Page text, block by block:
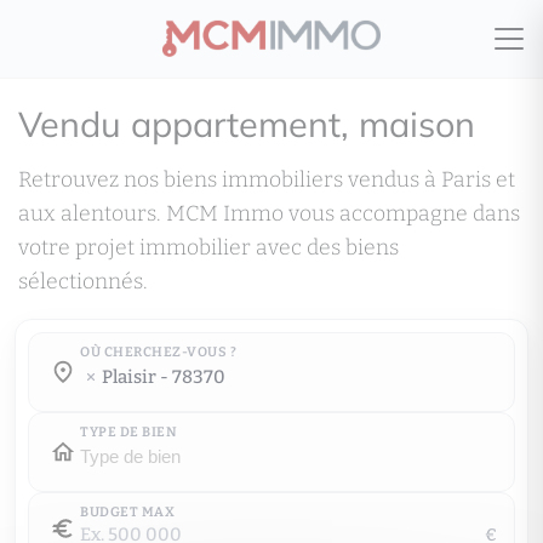
Vendu appartement, maison
Retrouvez nos biens immobiliers vendus à Paris et
aux alentours. MCM Immo vous accompagne dans
votre projet immobilier avec des biens
sélectionnés.
OÙ CHERCHEZ-VOUS ?
Où cherchez-vous ?
plaisir - 78370
Où cherchez-vous ?
TYPE DE BIEN
BUDGET MAX
€